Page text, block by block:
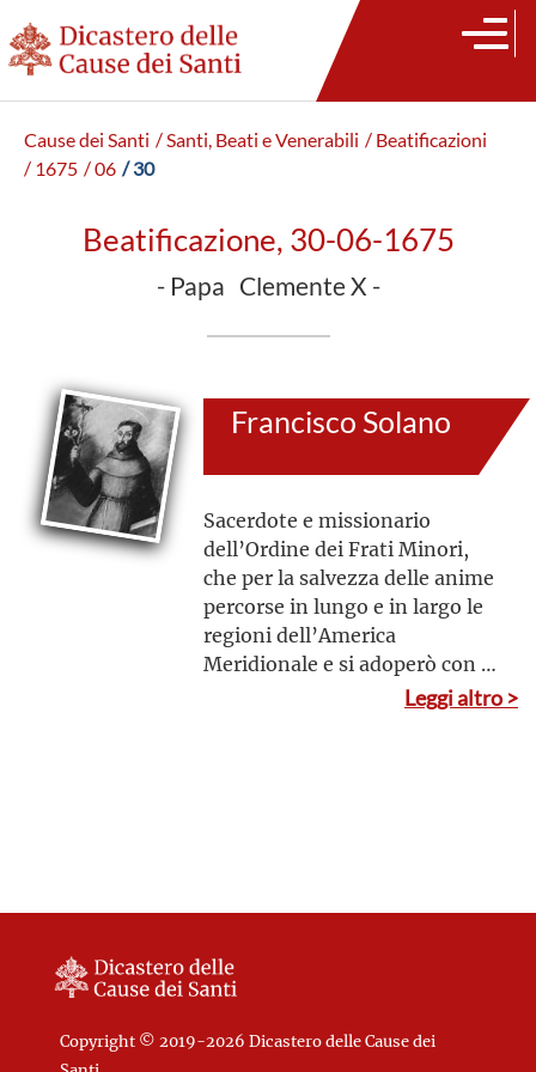
Cause dei Santi / Santi, Beati e Venerabili / Beatificazioni
/ 1675 / 06 / 30
Beatificazione, 30-06-1675
- Papa Clemente X -
Francisco Solano
Sacerdote e missionario
dell’Ordine dei Frati Minori,
che per la salvezza delle anime
percorse in lungo e in largo le
regioni dell’America
Meridionale e si adoperò con la
Leggi altro >
Copyright © 2019-2026 Dicastero delle Cause dei